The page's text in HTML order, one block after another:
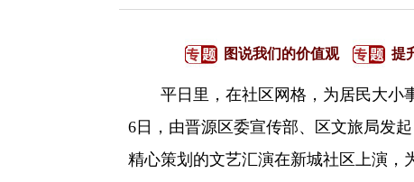
图说我们的价值观 提
平日里，在社区网格，为居民大小事
6日，由晋源区委宣传部、区文旅局发
精心策划的文艺汇演在新城社区上演，